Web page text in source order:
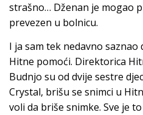
strašno… Dženan je mogao
prevezen u bolnicu.
I ja sam tek nedavno saznao
Hitne pomoći. Direktorica
Budnjo su od dvije sestre
Crystal, brišu se snimci u
voli da briše snimke. Sve je